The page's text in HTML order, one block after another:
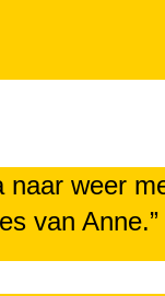
naar weer
van Anne.”